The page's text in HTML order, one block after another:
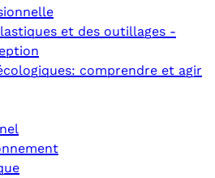
et des outillages -
comprendre et agir